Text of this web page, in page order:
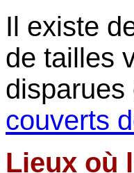
Il existe
de tailles
couverts
Lieux où